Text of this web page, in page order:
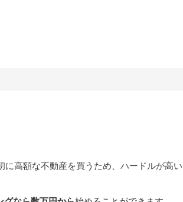
高額な不動産を買うため、ハードルが高